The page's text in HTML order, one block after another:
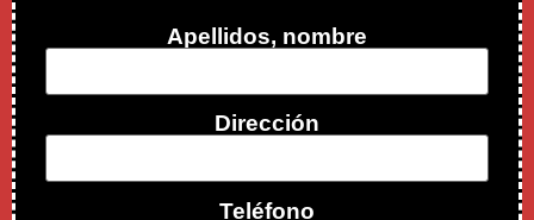
Apellidos, nombre
Dirección
Teléfono